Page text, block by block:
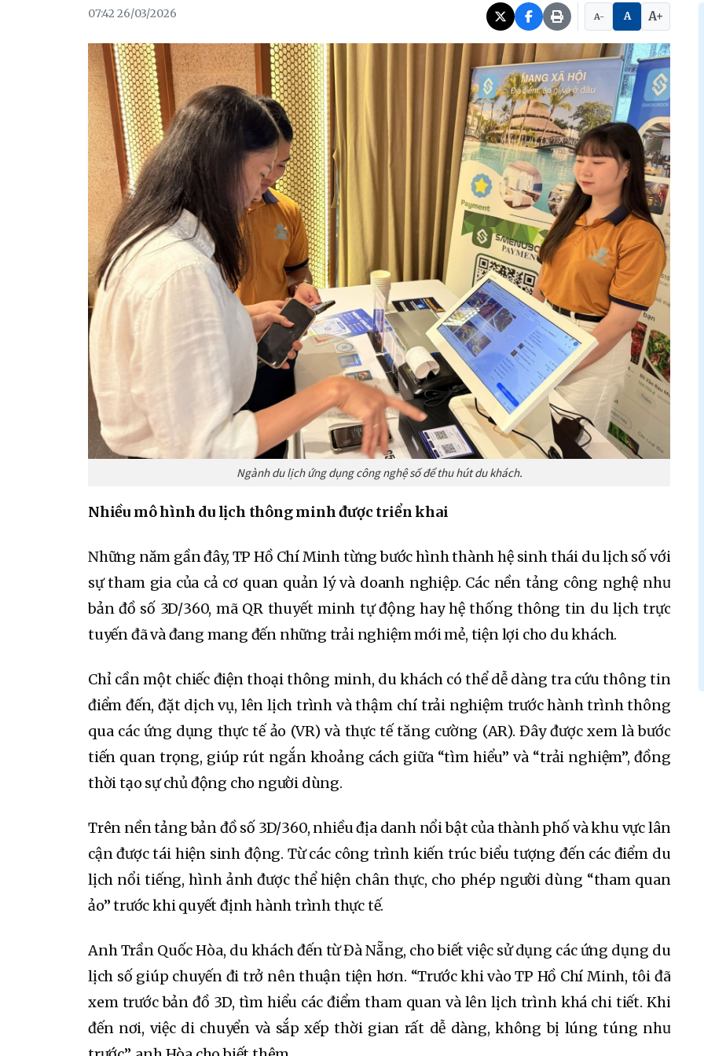
07:42 26/03/2026 A- A A+
Ngành du lịch ứng dụng công nghệ số để thu hút du khách.
Nhiều mô hình du lịch thông minh được triển khai
Những năm gần đây, TP Hồ Chí Minh từng bước hình thành hệ sinh thái du lịch số với
sự tham gia của cả cơ quan quản lý và doanh nghiệp. Các nền tảng công nghệ như
bản đồ số 3D/360, mã QR thuyết minh tự động hay hệ thống thông tin du lịch trực
tuyến đã và đang mang đến những trải nghiệm mới mẻ, tiện lợi cho du khách.
Chỉ cần một chiếc điện thoại thông minh, du khách có thể dễ dàng tra cứu thông tin
điểm đến, đặt dịch vụ, lên lịch trình và thậm chí trải nghiệm trước hành trình thông
qua các ứng dụng thực tế ảo (VR) và thực tế tăng cường (AR). Đây được xem là bước
tiến quan trọng, giúp rút ngắn khoảng cách giữa “tìm hiểu” và “trải nghiệm”, đồng
thời tạo sự chủ động cho người dùng.
Trên nền tảng bản đồ số 3D/360, nhiều địa danh nổi bật của thành phố và khu vực lân
cận được tái hiện sinh động. Từ các công trình kiến trúc biểu tượng đến các điểm du
lịch nổi tiếng, hình ảnh được thể hiện chân thực, cho phép người dùng “tham quan
ảo” trước khi quyết định hành trình thực tế.
Anh Trần Quốc Hòa, du khách đến từ Đà Nẵng, cho biết việc sử dụng các ứng dụng du
lịch số giúp chuyến đi trở nên thuận tiện hơn. “Trước khi vào TP Hồ Chí Minh, tôi đã
xem trước bản đồ 3D, tìm hiểu các điểm tham quan và lên lịch trình khá chi tiết. Khi
đến nơi, việc di chuyển và sắp xếp thời gian rất dễ dàng, không bị lúng túng như